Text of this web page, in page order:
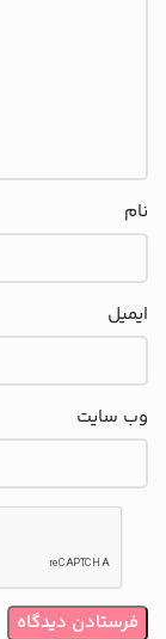
نام
ایمیل
وب‌ سایت